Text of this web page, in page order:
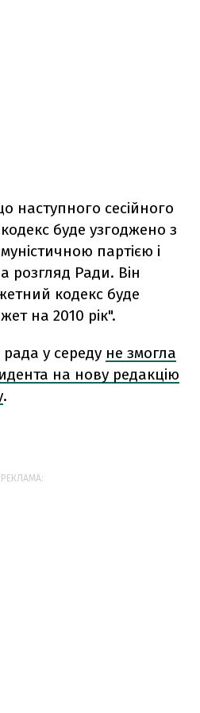
наступного сесійного
буде узгоджено з
партією і
розгляд Ради. Він
кодекс буде
на 2010 рік".
у середу не змогла
на нову редакцію
.
РЕКЛАМА: